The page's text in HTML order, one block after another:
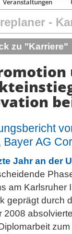
Veranstaltungen
-
zu "Karriere"
Bayer AG
Jahr an der
am Karlsruher
geprägt durch
2008